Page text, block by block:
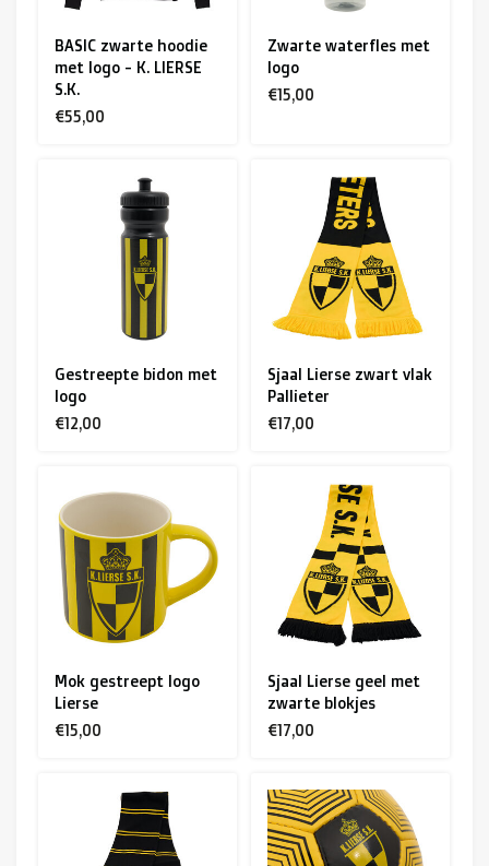
BASIC zwarte hoodie
met logo - K. LIERSE
S.K.
€55,00
Zwarte waterfles met
logo
€15,00
Gestreepte bidon met
logo
€12,00
Sjaal Lierse zwart vlak
Pallieter
€17,00
Mok gestreept logo
Lierse
€15,00
Sjaal Lierse geel met
zwarte blokjes
€17,00